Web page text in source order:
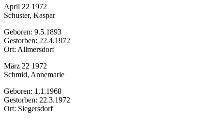
April 22 1972
Schuster, Kaspar
Geboren: 9.5.1893
Gestorben: 22.4.1972
Ort: Allmersdorf
März 22 1972
Schmid, Annemarie
Geboren: 1.1.1968
Gestorben: 22.3.1972
Ort: Siegersdorf